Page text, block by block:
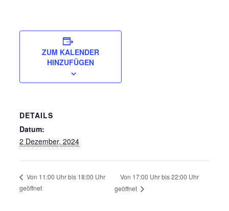
ZUM KALENDER
HINZUFÜGEN
DETAILS
Datum:
2 Dezember, 2024
Von 11:00 Uhr bis 18:00 Uhr
geöffnet
Von 17:00 Uhr bis 22:00 Uhr
geöffnet